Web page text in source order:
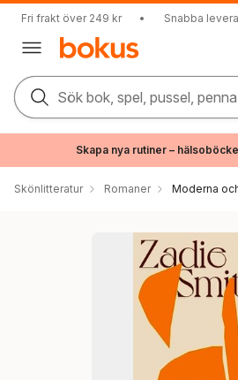
Fri frakt över 249 kr • Snabba
Sök bok, spel, pussel,
Skapa nya rutiner –
Skönlitteratur Romaner Moderna